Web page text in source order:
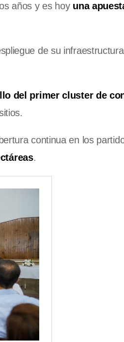
años y es hoy una
de su
del primer cluster de
continua en los
.